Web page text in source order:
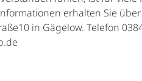
erhalten Sie über
in Gägelow. Telefon